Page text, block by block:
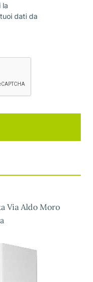
la
dati da
Via Aldo Moro